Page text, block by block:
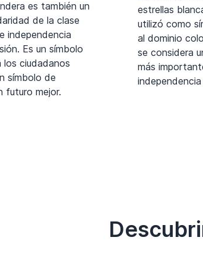
es también un
de la clase
independencia
Es un símbolo
ciudadanos
símbolo de
futuro mejor.
estrellas
utilizó como
al dominio
se considera
más